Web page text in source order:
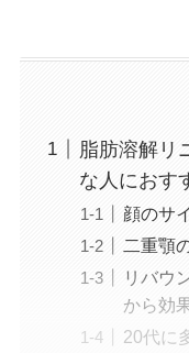
脂肪溶解リ
な人におす
顔のサ
二重顎
リバウ
から効
20代に